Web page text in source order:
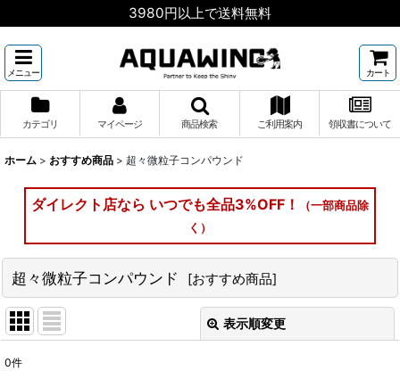
3980円以上で送料無料
メニュー カート
カテゴリ マイページ 商品検索 ご利用案内 領収書について
ホーム > おすすめ商品 > 超々微粒子コンパウンド
ダイレクト店なら いつでも全品3%OFF！
（一部商品除
く）
超々微粒子コンパウンド [おすすめ商品]
表示順変更
0件